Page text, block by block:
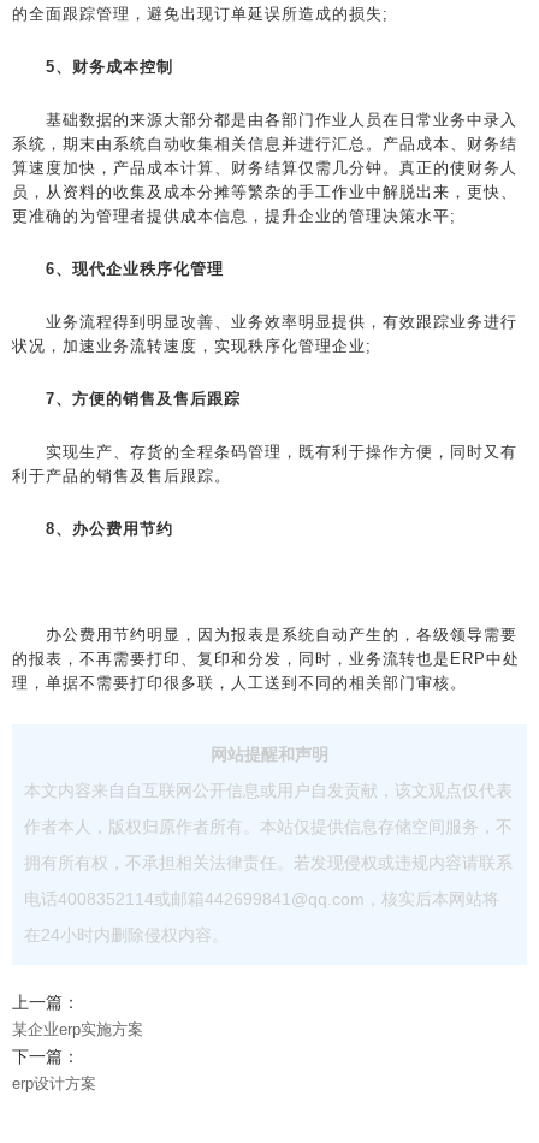
的全面跟踪管理，避免出现订单延误所造成的损失;
5、财务成本控制
基础数据的来源大部分都是由各部门作业人员在日常业务中录入
系统，期末由系统自动收集相关信息并进行汇总。产品成本、财务结
算速度加快，产品成本计算、财务结算仅需几分钟。真正的使财务人
员，从资料的收集及成本分摊等繁杂的手工作业中解脱出来，更快、
更准确的为管理者提供成本信息，提升企业的管理决策水平;
6、现代企业秩序化管理
业务流程得到明显改善、业务效率明显提供，有效跟踪业务进行
状况，加速业务流转速度，实现秩序化管理企业;
7、方便的销售及售后跟踪
实现生产、存货的全程条码管理，既有利于操作方便，同时又有
利于产品的销售及售后跟踪。
8、办公费用节约
办公费用节约明显，因为报表是系统自动产生的，各级领导需要
的报表，不再需要打印、复印和分发，同时，业务流转也是ERP中处
理，单据不需要打印很多联，人工送到不同的相关部门审核。
网站提醒和声明
本文内容来自自互联网公开信息或用户自发贡献，该文观点仅代表
作者本人，版权归原作者所有。本站仅提供信息存储空间服务，不
拥有所有权，不承担相关法律责任。若发现侵权或违规内容请联系
电话4008352114或邮箱442699841@qq.com，核实后本网站将
在24小时内删除侵权内容。
上一篇：
某企业erp实施方案
下一篇：
erp设计方案